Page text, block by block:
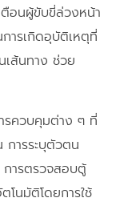
อนผู้ขับขี่ล่วงหน้า
ารเกิดอุบัติเหตุที่
เส้นทาง ช่วย
รควบคุมต่าง ๆ ที่
การระบุตัวตน
การตรวจสอบตู้
นมัติโดยการใช้